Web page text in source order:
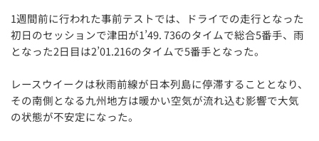
1週間前に行われた事前テストでは、ドライでの走行となった
初日のセッションで津田が1’49. 736のタイムで総合5番手、雨
となった2日目は2’01.216のタイムで5番手となった。
レースウイークは秋雨前線が日本列島に停滞することとなり、
その南側となる九州地方は暖かい空気が流れ込む影響で大気
の状態が不安定になった。